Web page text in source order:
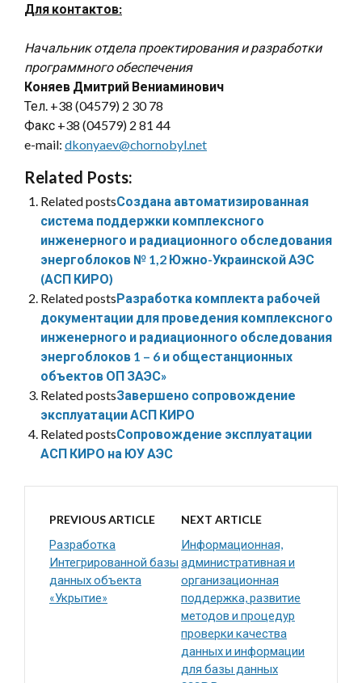
Для контактов:
Начальник отдела проектирования и разработки
программного обеспечения
Коняев Дмитрий Вениаминович
Тел. +38 (04579) 2 30 78
Факс +38 (04579) 2 81 44
e-mail: dkonyaev@chornobyl.net
Related Posts:
Related postsСоздана автоматизированная
система поддержки комплексного
инженерного и радиационного обследования
энергоблоков № 1,2 Южно-Украинской АЭС
(АСП КИРО)
Related postsРазработка комплекта рабочей
документации для проведения комплексного
инженерного и радиационного обследования
энергоблоков 1 – 6 и общестанционных
объектов ОП ЗАЭС»
Related postsЗавершено сопровождение
эксплуатации АСП КИРО
Related postsСопровождение эксплуатации
АСП КИРО на ЮУ АЭС
PREVIOUS ARTICLE
Разработка
Интегрированной базы
данных объекта
«Укрытие»
NEXT ARTICLE
Информационная,
административная и
организационная
поддержка, развитие
методов и процедур
проверки качества
данных и информации
для базы данных